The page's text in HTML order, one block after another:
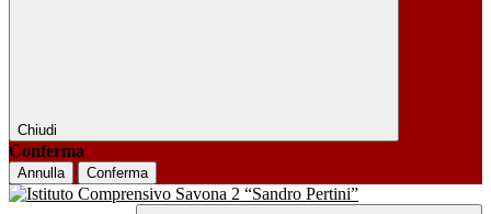
Chiudi
Conferma
Annulla Conferma